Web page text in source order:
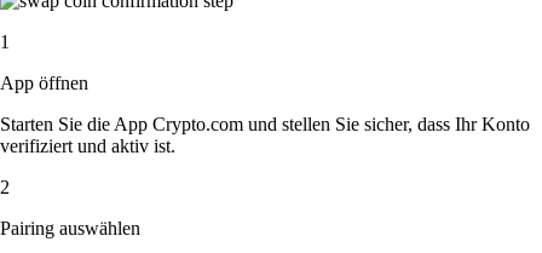
1
App öffnen
Starten Sie die App Crypto.com und stellen Sie sicher, dass Ihr Konto
verifiziert und aktiv ist.
2
Pairing auswählen